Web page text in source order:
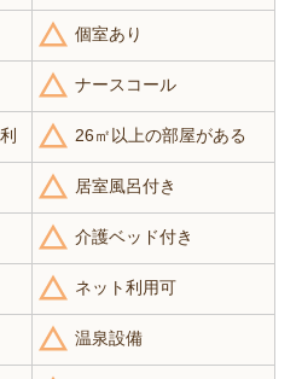
個室あり
ナースコール
26㎡以上の部屋がある
居室風呂付き
介護ベッド付き
ネット利用可
温泉設備